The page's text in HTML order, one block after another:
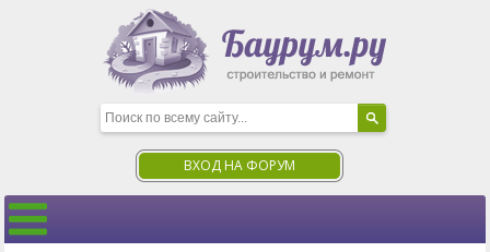
ВХОД НА ФОРУМ